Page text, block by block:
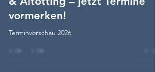
Save the Date: Karate-
Lehrgänge 2026 in München
& Altötting – jetzt Termine
Terminvorschau 2026